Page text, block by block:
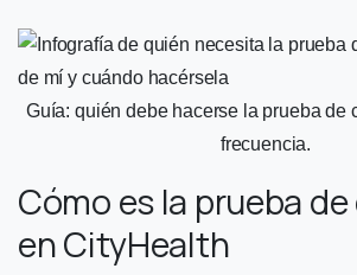
Guía: quién debe hacerse la prueba de
frecuencia.
Cómo es la prueba
en CityHealth